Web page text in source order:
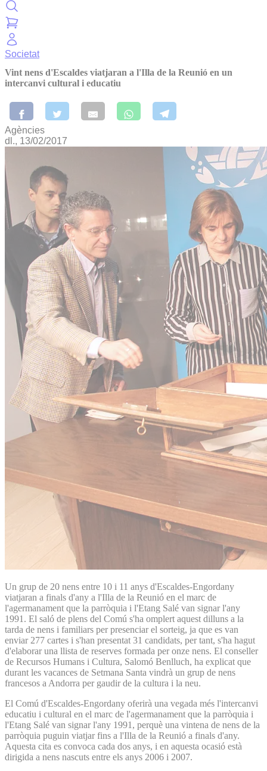
Societat
Vint nens d'Escaldes viatjaran a l'Illa de la Reunió en un
intercanvi cultural i educatiu
Agències
dl., 13/02/2017
Un grup de 20 nens entre 10 i 11 anys d'Escaldes-Engordany
viatjaran a finals d'any a l'Illa de la Reunió en el marc de
l'agermanament que la parròquia i l'Etang Salé van signar l'any
1991. El saló de plens del Comú s'ha omplert aquest dilluns a la
tarda de nens i familiars per presenciar el sorteig, ja que es van
enviar 277 cartes i s'han presentat 31 candidats, per tant, s'ha hagut
d'elaborar una llista de reserves formada per onze nens. El conseller
de Recursos Humans i Cultura, Salomó Benlluch, ha explicat que
durant les vacances de Setmana Santa vindrà un grup de nens
francesos a Andorra per gaudir de la cultura i la neu.
El Comú d'Escaldes-Engordany oferirà una vegada més l'intercanvi
educatiu i cultural en el marc de l'agermanament que la parròquia i
l'Etang Salé van signar l'any 1991, perquè una vintena de nens de la
parròquia puguin viatjar fins a l'Illa de la Reunió a finals d'any.
Aquesta cita es convoca cada dos anys, i en aquesta ocasió està
dirigida a nens nascuts entre els anys 2006 i 2007.